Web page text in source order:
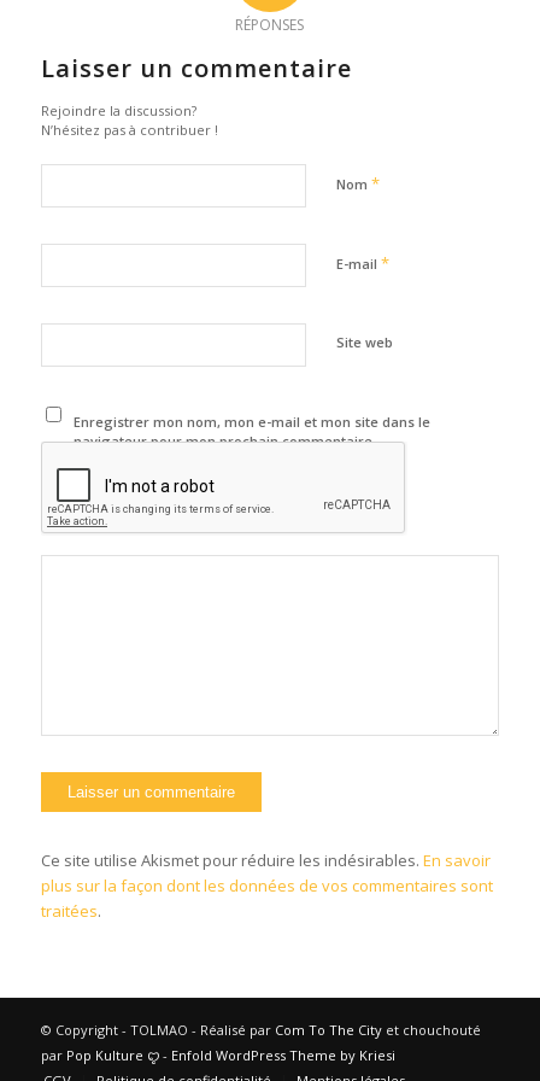
RÉPONSES
Laisser un commentaire
Rejoindre la discussion?
N’hésitez pas à contribuer !
Nom *
E-mail *
Site web
Enregistrer mon nom, mon e-mail et mon site dans le
navigateur pour mon prochain commentaire.
Ce site utilise Akismet pour réduire les indésirables. En savoir
plus sur la façon dont les données de vos commentaires sont
traitées.
© Copyright - TOLMAO - Réalisé par Com To The City et chouchouté
par Pop Kulture ꨄ︎ - Enfold WordPress Theme by Kriesi